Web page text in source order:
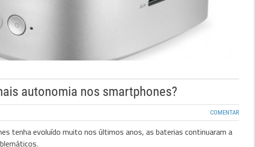
autonomia nos smartphones?
COMENTAR
tenha evoluído muito nos últimos anos, as baterias continuaram a